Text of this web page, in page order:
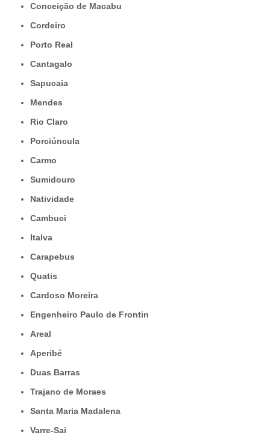
Conceição de Macabu
Cordeiro
Porto Real
Cantagalo
Sapucaia
Mendes
Rio Claro
Porciúncula
Carmo
Sumidouro
Natividade
Cambuci
Italva
Carapebus
Quatis
Cardoso Moreira
Engenheiro Paulo de Frontin
Areal
Aperibé
Duas Barras
Trajano de Moraes
Santa Maria Madalena
Varre-Sai